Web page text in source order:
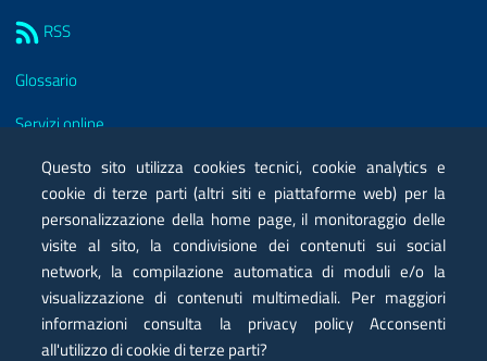
RSS
Glossario
Servizi online
Moduli
Posta elettronica certificata PEC
Privacy
Note legali
Contatti
Questo sito utilizza cookies tecnici, cookie analytics e
cookie di terze parti (altri siti e piattaforme web) per la
personalizzazione della home page, il monitoraggio delle
visite al sito, la condivisione dei contenuti sui social
network, la compilazione automatica di moduli e/o la
visualizzazione di contenuti multimediali. Per maggiori
informazioni consulta la privacy policy Acconsenti
all'utilizzo di cookie di terze parti?